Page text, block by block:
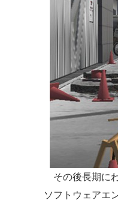
その後長期に
ソフトウェアエ